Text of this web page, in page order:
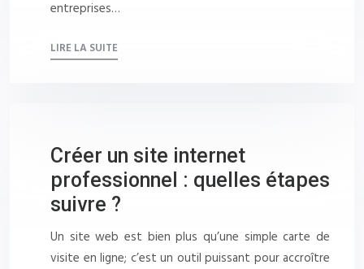
entreprises…
LIRE LA SUITE
Créer un site internet
professionnel : quelles étapes
suivre ?
Un site web est bien plus qu’une simple carte de
visite en ligne; c’est un outil puissant pour accroître